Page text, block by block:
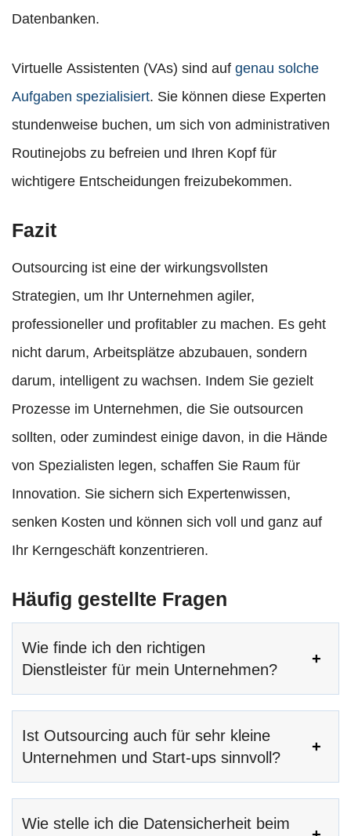
Datenbanken.
Virtuelle Assistenten (VAs) sind auf genau solche
Aufgaben spezialisiert. Sie können diese Experten
stundenweise buchen, um sich von administrativen
Routinejobs zu befreien und Ihren Kopf für
wichtigere Entscheidungen freizubekommen.
Fazit
Outsourcing ist eine der wirkungsvollsten
Strategien, um Ihr Unternehmen agiler,
professioneller und profitabler zu machen. Es geht
nicht darum, Arbeitsplätze abzubauen, sondern
darum, intelligent zu wachsen. Indem Sie gezielt
Prozesse im Unternehmen, die Sie outsourcen
sollten, oder zumindest einige davon, in die Hände
von Spezialisten legen, schaffen Sie Raum für
Innovation. Sie sichern sich Expertenwissen,
senken Kosten und können sich voll und ganz auf
Ihr Kerngeschäft konzentrieren.
Häufig gestellte Fragen
Wie finde ich den richtigen
Dienstleister für mein Unternehmen?
Ist Outsourcing auch für sehr kleine
Unternehmen und Start-ups sinnvoll?
Wie stelle ich die Datensicherheit beim